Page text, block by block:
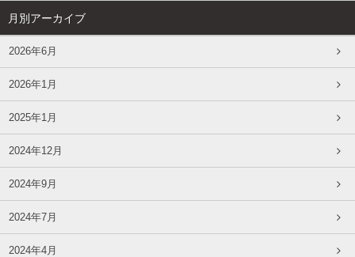
月別アーカイブ
2026年6月
2026年1月
2025年1月
2024年12月
2024年9月
2024年7月
2024年4月